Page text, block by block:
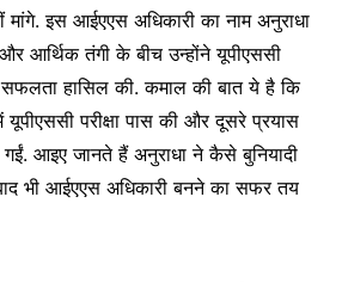
इस आईएएस अधिकारी का नाम अनुराधा
आर्थिक तंगी के बीच उन्होंने यूपीएससी
सफलता हासिल की. कमाल की बात ये है कि
यूपीएससी परीक्षा पास की और दूसरे प्रयास
आइए जानते हैं अनुराधा ने कैसे बुनियादी
भी आईएएस अधिकारी बनने का सफर तय